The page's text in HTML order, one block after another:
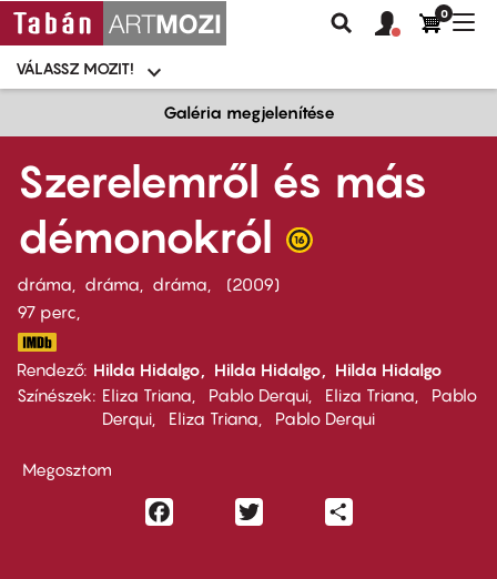
Moziválasztó
menü
VÁLASSZ MOZIT!
Keresés
Felhasználói
fiók
0
Galéria megjelenítése
Szerelemről és más
démonokról
dráma dráma dráma
2009
97 perc,
Rendező Hilda Hidalgo Hilda Hidalgo
Hilda Hidalgo
Színészek
Eliza Triana Pablo Derqui Eliza Triana
Pablo
Derqui
Eliza Triana Pablo Derqui
Megosztom
Facebook